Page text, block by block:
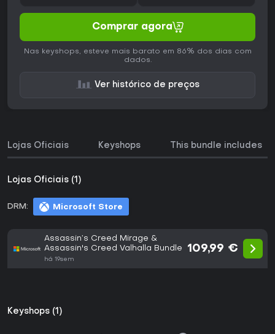
Comprar agora
Nas keyshops, esteve mais barato em 86% dos dias com
dados.
Ver histórico de preços
Lojas Oficiais Keyshops This bundle includes
Lojas Oficiais (1)
DRM: Microsoft Store
Assassin’s Creed Mirage &
Assassin's Creed Valhalla Bundle
há 19sem
109,99 €
Keyshops (1)